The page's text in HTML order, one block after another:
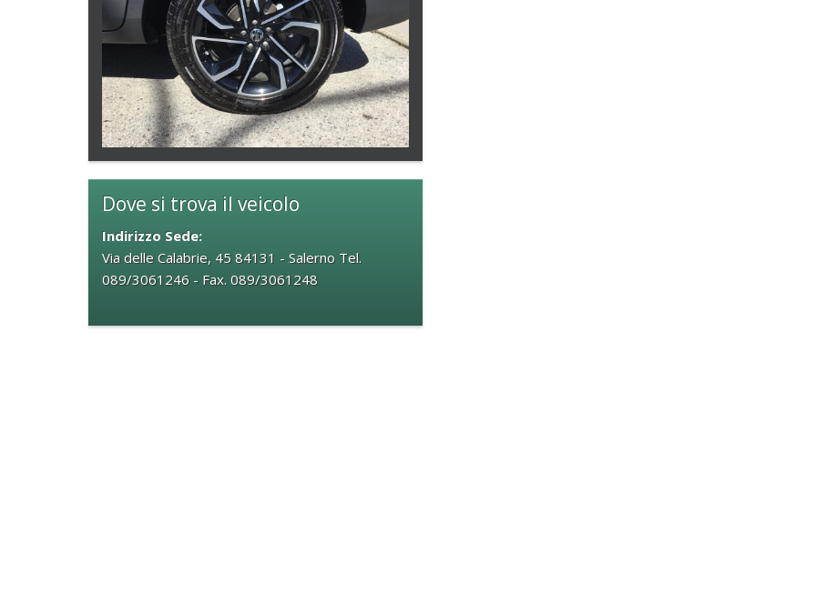
Dove si trova il veicolo
Indirizzo Sede:
Via delle Calabrie, 45 84131 - Salerno Tel.
089/3061246 - Fax. 089/3061248